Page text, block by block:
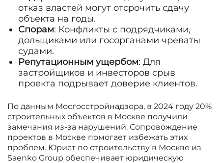
отказ властей могут отсрочить сдачу
объекта на годы.
Спорам: Конфликты с подрядчиками,
дольщиками или госорганами чреваты
судами.
Репутационным ущербом: Для
застройщиков и инвесторов срыв
проекта подрывает доверие клиентов.
По данным Мосгосстройнадзора, в 2024 году 20%
строительных объектов в Москве получили
замечания из-за нарушений. Сопровождение
проектов в Москве помогает избежать этих
проблем. Юрист по строительству в Москве из
Saenko Group обеспечивает юридическую